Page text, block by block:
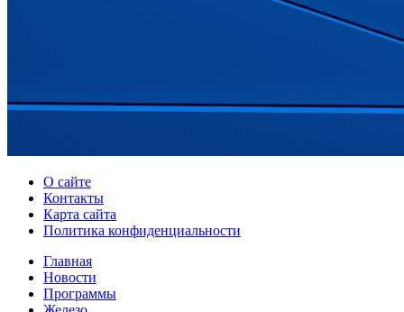
О сайте
Контакты
Карта сайта
Политика конфиденциальности
Главная
Новости
Программы